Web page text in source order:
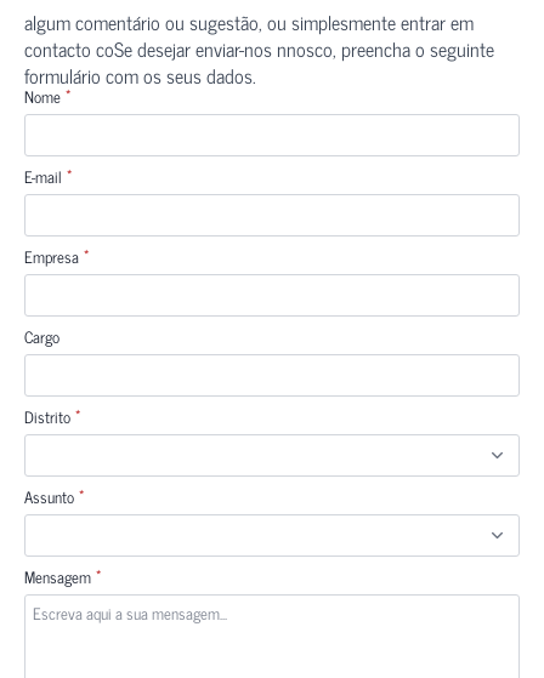
algum comentário ou sugestão, ou simplesmente entrar em
contacto coSe desejar enviar-nos nnosco, preencha o seguinte
formulário com os seus dados.
Nome*
E-mail *
Empresa*
Cargo
Distrito*
Assunto*
Mensagem*